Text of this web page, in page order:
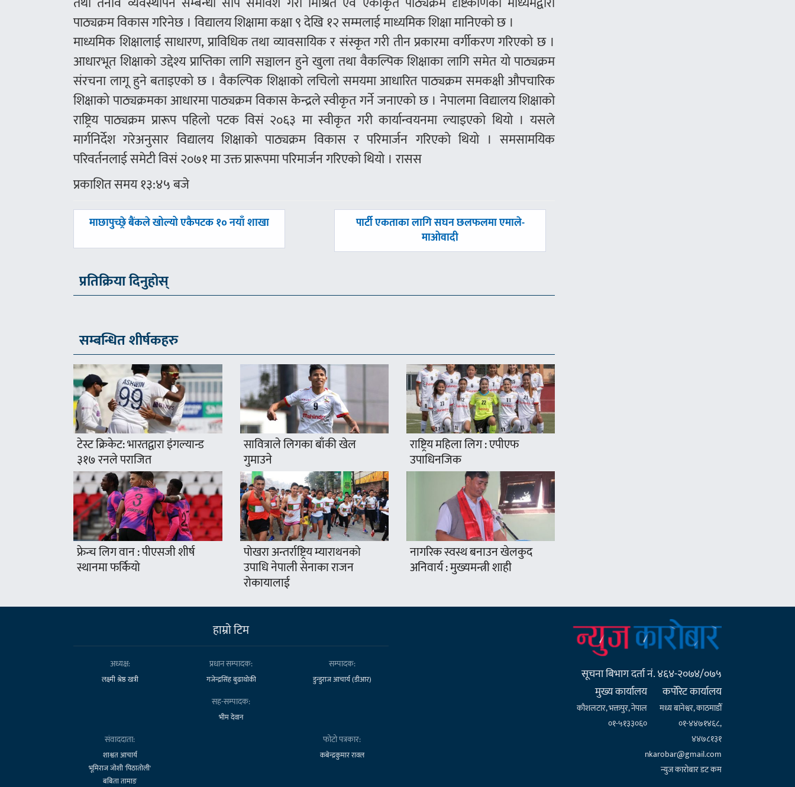
पाठ्यक्रम विकास गरिनेछ । विद्यालय शिक्षामा कक्षा ९ देखि १२ सम्मलाई माध्यमिक शिक्षा मानिएको छ ।
माध्यमिक शिक्षालाई साधारण, प्राविधिक तथा व्यावसायिक र संस्कृत गरी तीन प्रकारमा वर्गीकरण गरिएको छ ।
आधारभूत शिक्षाको उद्देश्य प्राप्तिका लागि सञ्चालन हुने खुला तथा वैकल्पिक शिक्षाका लागि समेत यो पाठ्यक्रम
संरचना लागू हुने बताइएको छ । वैकल्पिक शिक्षाको लचिलो समयमा आधारित पाठ्यक्रम समकक्षी औपचारिक
शिक्षाको पाठ्यक्रमका आधारमा पाठ्यक्रम विकास केन्द्रले स्वीकृत गर्ने जनाएको छ । नेपालमा विद्यालय शिक्षाको
राष्ट्रिय पाठ्यक्रम प्रारूप पहिलो पटक विसं २०६३ मा स्वीकृत गरी कार्यान्वयनमा ल्याइएको थियो । यसले
मार्गनिर्देश गरेअनुसार विद्यालय शिक्षाको पाठ्यक्रम विकास र परिमार्जन गरिएको थियो । समसामयिक
परिवर्तनलाई समेटी विसं २०७१ मा उक्त प्रारूपमा परिमार्जन गरिएको थियो । रासस
प्रकाशित समय १३:४५ बजे
पछिल्लाे
माछापुच्छ्रे बैंकले खोल्यो एकैपटक १० नयाँ शाखा
अघिल्लाे
पार्टी एकताका लागि सघन छलफलमा एमाले-
माओवादी
प्रतिक्रिया दिनुहोस्
सम्बन्धित शीर्षकहरु
टेस्ट क्रिकेट: भारतद्वारा इंगल्यान्ड
३१७ रनले पराजित
सावित्राले लिगका बाँकी खेल
गुमाउने
राष्ट्रिय महिला लिग : एपीएफ
उपाधिनजिक
फ्रेन्च लिग वान : पीएसजी शीर्ष
स्थानमा फर्कियो
पोखरा अन्तर्राष्ट्रिय म्याराथनको
उपाधि नेपाली सेनाका राजन
रोकायालाई
नागरिक स्वस्थ बनाउन खेलकुद
अनिवार्य : मुख्यमन्त्री शाही
हाम्राे टिम
अध्यक्ष:
लक्ष्मी श्रेष्ठ खत्री
प्रधान सम्पादक:
गजेन्द्रसिंह बुढाथोकी
सम्पादक:
डुन्डुराज आचार्य (डीआर)
सह-सम्पादक:
भीम देवान
संवाददाता:
शाश्वत आचार्य
भूमिराज जोशी 'पिठातोली'
बबिता तामाङ
फोटो पत्रकार:
कबेन्द्रकुमार रावल
सूचना बिभाग दर्ता नं. ४६४-२०७४/०७५
मुख्य कार्यालय
कौशलटार, भक्तपुर, नेपाल
०१-५१३३०६०
कर्पाेरेट कार्यालय
मध्य बानेश्वर, काठमाडौँ
०१-४४७१४६८,
४४७८१३१
nkarobar@gmail.com
न्युज कारोबार डट कम